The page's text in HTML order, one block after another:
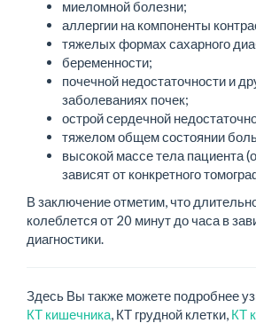
миеломной болезни;
аллергии на компоненты
тяжелых формах сахарного
беременности;
почечной недостаточности и
заболеваниях почек;
острой сердечной
тяжелом общем состоянии
высокой массе тела пациента
зависят от конкретного
В заключение отметим, что
колеблется от 20 минут до часа в
диагностики.
Здесь Вы также можете подробнее
КТ кишечника, КТ грудной клетки, КТ